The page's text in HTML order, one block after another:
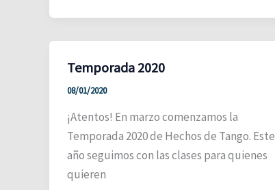
Temporada 2020
08/01/2020
¡Atentos! En marzo comenzamos la
Temporada 2020 de Hechos de Tango. Este
año seguimos con las clases para quienes
quieren